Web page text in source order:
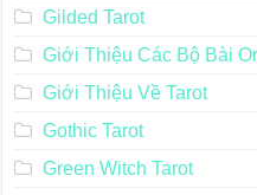
Gilded Tarot
Giới Thiệu Các Bộ Bài
Giới Thiệu Về Tarot
Gothic Tarot
Green Witch Tarot